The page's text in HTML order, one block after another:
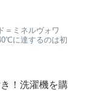
＝ミネルヴォワ
に達するのは初
！洗濯機を購